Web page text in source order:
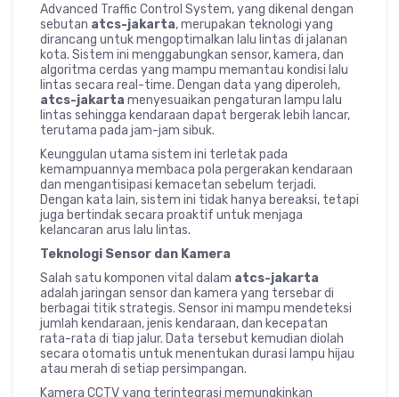
Advanced Traffic Control System, yang dikenal dengan
sebutan atcs-jakarta, merupakan teknologi yang
dirancang untuk mengoptimalkan lalu lintas di jalanan
kota. Sistem ini menggabungkan sensor, kamera, dan
algoritma cerdas yang mampu memantau kondisi lalu
lintas secara real-time. Dengan data yang diperoleh,
atcs-jakarta menyesuaikan pengaturan lampu lalu
lintas sehingga kendaraan dapat bergerak lebih lancar,
terutama pada jam-jam sibuk.
Keunggulan utama sistem ini terletak pada
kemampuannya membaca pola pergerakan kendaraan
dan mengantisipasi kemacetan sebelum terjadi.
Dengan kata lain, sistem ini tidak hanya bereaksi, tetapi
juga bertindak secara proaktif untuk menjaga
kelancaran arus lalu lintas.
Teknologi Sensor dan Kamera
Salah satu komponen vital dalam atcs-jakarta
adalah jaringan sensor dan kamera yang tersebar di
berbagai titik strategis. Sensor ini mampu mendeteksi
jumlah kendaraan, jenis kendaraan, dan kecepatan
rata-rata di tiap jalur. Data tersebut kemudian diolah
secara otomatis untuk menentukan durasi lampu hijau
atau merah di setiap persimpangan.
Kamera CCTV yang terintegrasi memungkinkan